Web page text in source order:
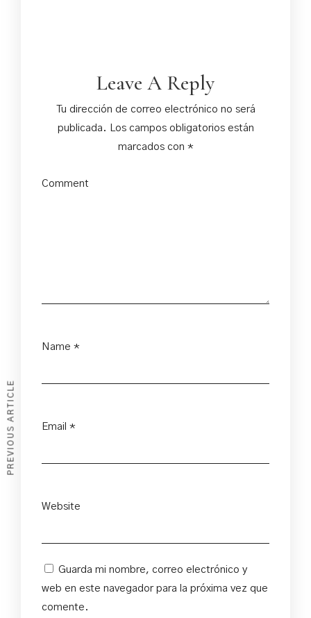
Leave A Reply
Tu dirección de correo electrónico no será
publicada. Los campos obligatorios están
marcados con *
Comment
Name *
Email *
Website
Guarda mi nombre, correo electrónico y
web en este navegador para la próxima vez que
comente.
PREVIOUS ARTICLE